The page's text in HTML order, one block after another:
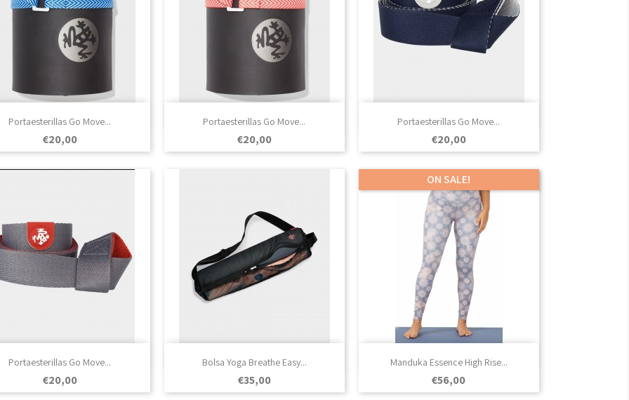
Portaesterillas Go Move...
Prezo
€20,00
Vista rápida Portaesterillas Go Move...
Prezo
€20,00
Vista rápida Portaesterillas Go Move...
Prezo
€20,00
Vista rápida
Portaesterillas Go Move...
Prezo
€20,00
Vista rápida Bolsa Yoga Breathe Easy...
Prezo
€35,00
Vista rápida Manduka Essence High Rise...
Prezo
€56,00
ON SALE!
 Vista rápida